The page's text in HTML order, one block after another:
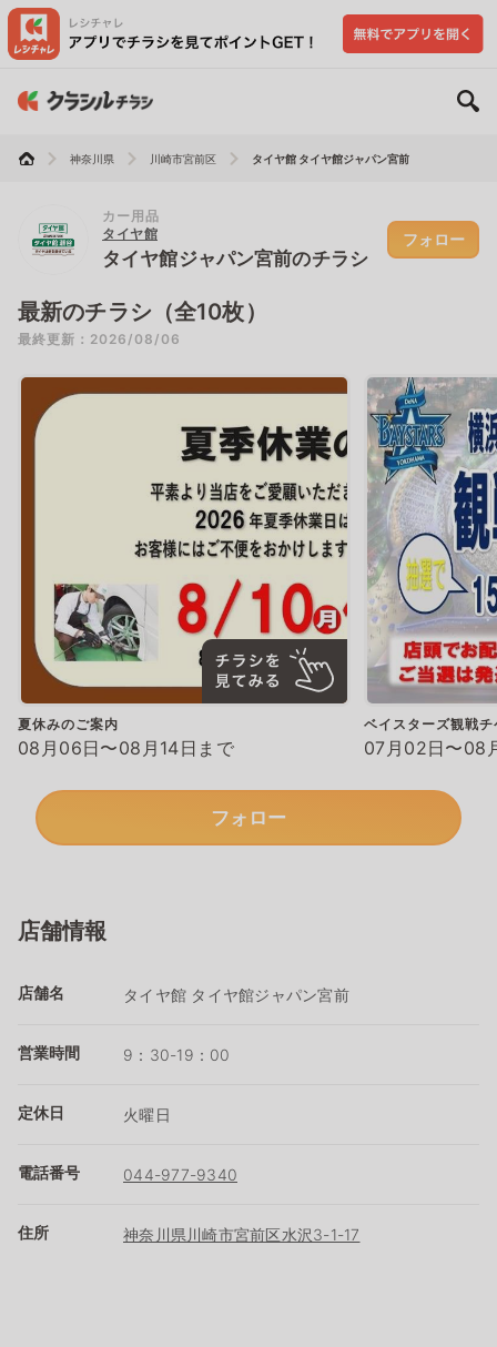
神奈川県 川崎市宮前区 タイヤ館 タイヤ館ジャパン宮前
カー用品
タイヤ館
タイヤ館ジャパン宮前のチラシ
フォロー
最新のチラシ（全10枚）
最終更新：2026/08/06
夏休みのご案内
08月06日〜08月14日まで
ベイスターズ観戦
07月02日〜08
フォロー
店舗情報
店舗名 タイヤ館 タイヤ館ジャパン宮前
営業時間 9：30-19：00
定休日 火曜日
電話番号 044-977-9340
住所 神奈川県川崎市宮前区水沢3-1-17